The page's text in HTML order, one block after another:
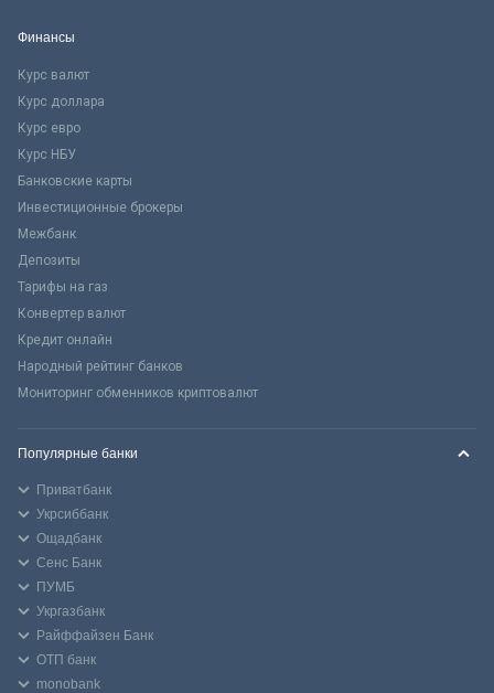
Финансы
Курс валют
Курс доллара
Курс евро
Курс НБУ
Банковские карты
Инвестиционные брокеры
Межбанк
Депозиты
Тарифы на газ
Конвертер валют
Кредит онлайн
Народный рейтинг банков
Мониторинг обменников криптовалют
Популярные банки
Приватбанк
Укрсиббанк
Ощадбанк
Сенс Банк
ПУМБ
Укргазбанк
Райффайзен Банк
ОТП банк
monobank